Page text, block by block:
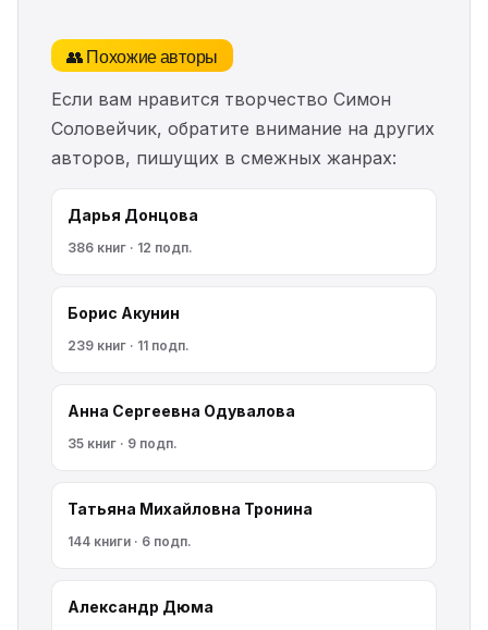
👥 Похожие авторы
Если вам нравится творчество Симон
Соловейчик, обратите внимание на других
авторов, пишущих в смежных жанрах:
Дарья Донцова
386 книг · 12 подп.
Борис Акунин
239 книг · 11 подп.
Анна Сергеевна Одувалова
35 книг · 9 подп.
Татьяна Михайловна Тронина
144 книги · 6 подп.
Александр Дюма